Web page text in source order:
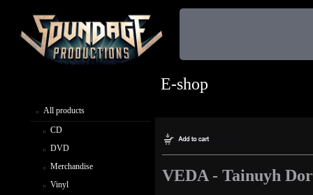
All products
CD
DVD
Merchandise
Vinyl
E-shop
VEDA - Tainuyh